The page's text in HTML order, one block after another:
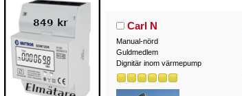
Carl N
Manual-nörd
Guldmedlem
Dignitär inom värmepump